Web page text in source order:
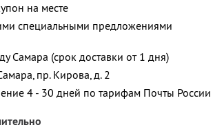
на месте
специальными предложениями
Самара (срок доставки от 1 дня)
пр. Кирова, д. 2
4 - 30 дней по тарифам Почты России